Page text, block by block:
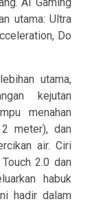
utama: Ultra
Do
utama,
kejutan
menahan
meter), dan
air. Ciri
2.0 dan
habuk
hadir dalam